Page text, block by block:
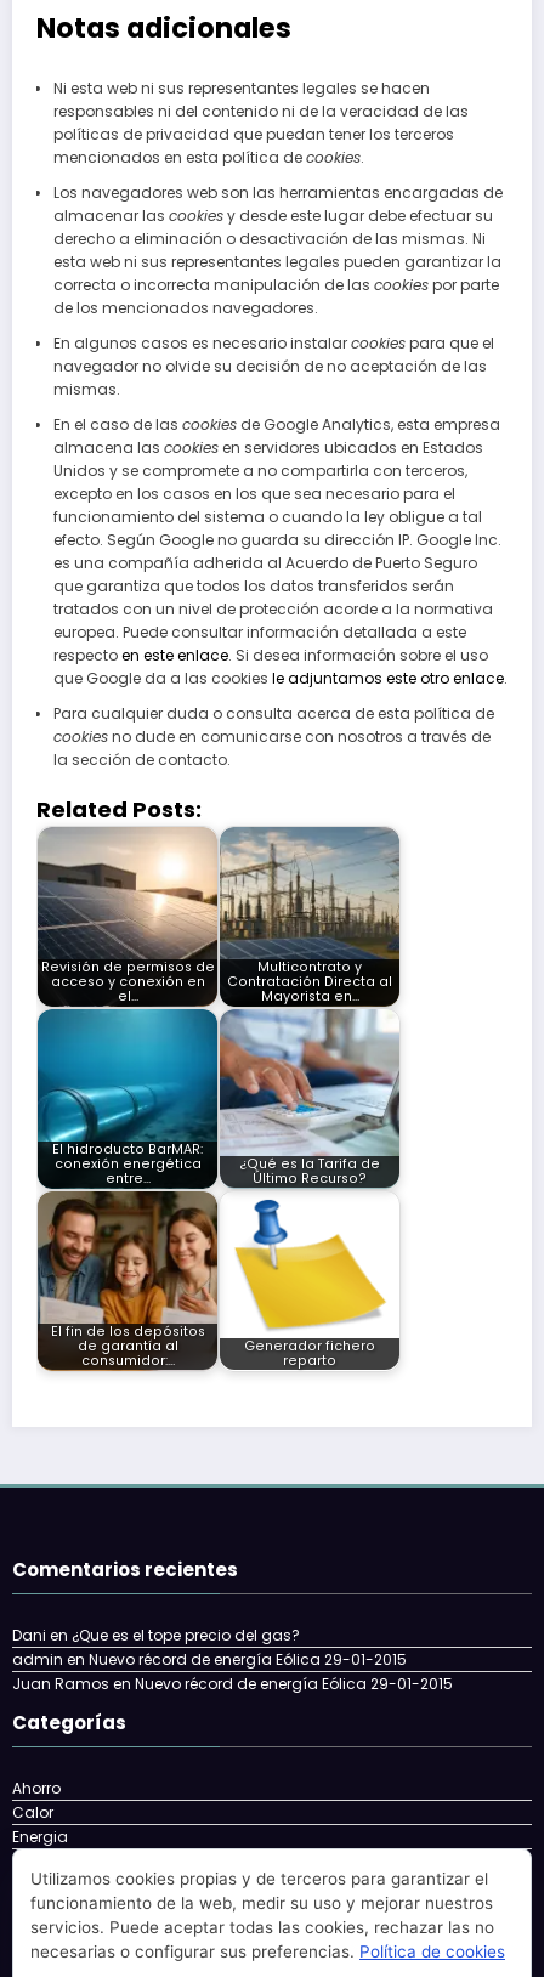
Notas adicionales
Ni esta web ni sus representantes legales se hacen
responsables ni del contenido ni de la veracidad de las
políticas de privacidad que puedan tener los terceros
mencionados en esta política decookies.
Los navegadores web son las herramientas encargadas de
almacenar las cookiesy desde este lugar debe efectuar su
derecho a eliminación o desactivación de las mismas. Ni
esta web ni sus representantes legales pueden garantizar la
correcta o incorrecta manipulación de las cookiespor parte
de los mencionados navegadores.
En algunos casos es necesario instalarcookiespara que el
navegador no olvide su decisión de no aceptación de las
mismas.
En el caso de las cookiesde Google Analytics, esta empresa
almacena las cookiesen servidores ubicados en Estados
Unidos y se compromete a no compartirla con terceros,
excepto en los casos en los que sea necesario para el
funcionamiento del sistema o cuando la ley obligue a tal
efecto. Según Google no guarda su dirección IP. Google Inc.
es una compañía adherida al Acuerdo de Puerto Seguro
que garantiza que todos los datos transferidos serán
tratados con un nivel de protección acorde a la normativa
europea. Puede consultar información detallada a este
respectoen este enlace. Si desea información sobre el uso
que Google da a las cookies le adjuntamos este otro enlace.
Para cualquier duda o consulta acerca de esta política de
cookiesno dude en comunicarse con nosotros a través de
la sección de contacto.
Related Posts:
Revisión de permisos de
acceso y conexión en
el…
Multicontrato y
Contratación Directa al
Mayorista en…
El hidroducto BarMAR:
conexión energética
entre…
¿Qué es la Tarifa de
Último Recurso?
El fin de los depósitos
de garantía al
consumidor:…
Generador fichero
reparto
Comentarios recientes
Dani en ¿Que es el tope precio del gas?
admin en Nuevo récord de energía Eólica 29-01-2015
Juan Ramos en Nuevo récord de energía Eólica 29-01-2015
Categorías
Ahorro
Calor
Energia
Energía
energy
Eolica
Factura
Gas
Utilizamos cookies propias y de terceros para garantizar el
funcionamiento de la web, medir su uso y mejorar nuestros
servicios. Puede aceptar todas las cookies, rechazar las no
necesarias o configurar sus preferencias. Política de cookies